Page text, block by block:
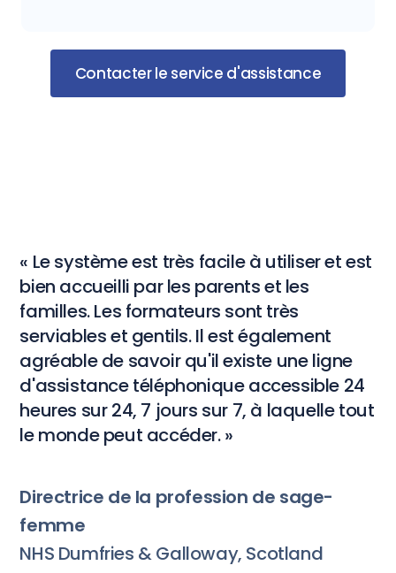
Contacter le service d'assistance
« Le système est très facile à utiliser et est
bien accueilli par les parents et les
familles. Les formateurs sont très
serviables et gentils. Il est également
agréable de savoir qu'il existe une ligne
d'assistance téléphonique accessible 24
heures sur 24, 7 jours sur 7, à laquelle tout
le monde peut accéder. »
Directrice de la profession de sage-
femme
NHS Dumfries & Galloway, Scotland